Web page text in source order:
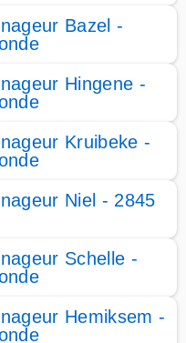
Bazel -
Hingene -
Kruibeke -
Niel - 2845
Schelle -
Hemiksem -